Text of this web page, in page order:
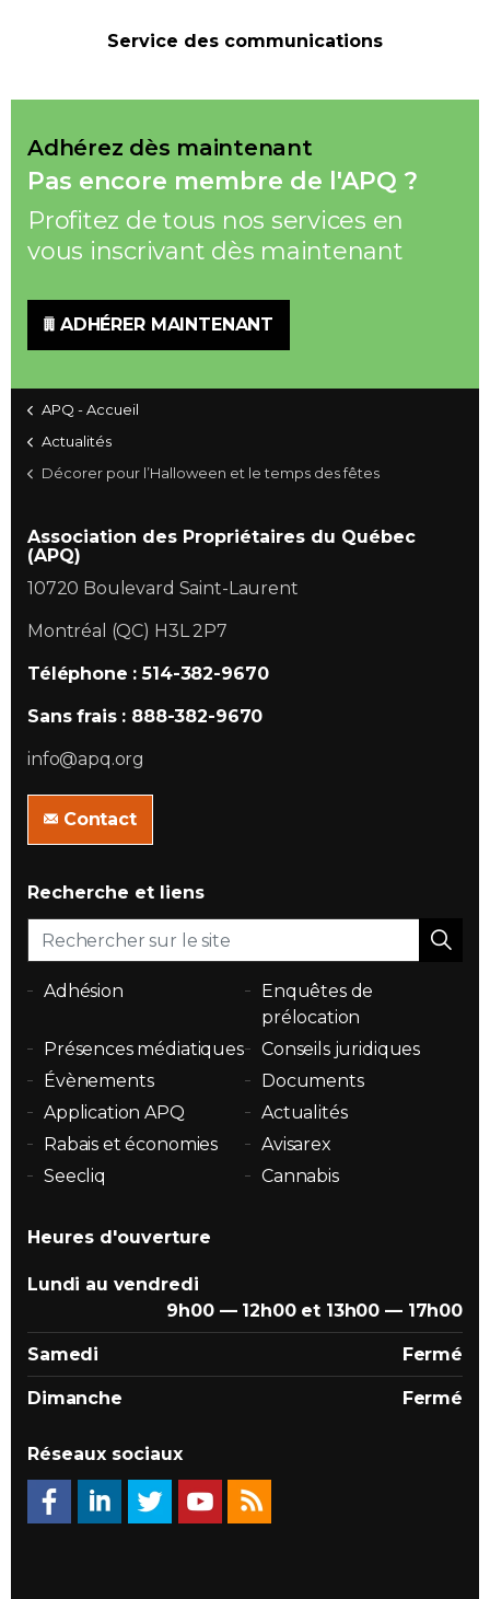
Service des communications
Adhérez dès maintenant
Pas encore membre de l'APQ ?
Profitez de tous nos services en
vous inscrivant dès maintenant
ADHÉRER MAINTENANT
APQ - Accueil
Actualités
Décorer pour l’Halloween et le temps des fêtes
Association des Propriétaires du Québec
(APQ)
10720 Boulevard Saint-Laurent
Montréal (QC) H3L 2P7
Téléphone : 514-382-9670
Sans frais : 888-382-9670
info@apq.org
Contact
Recherche et liens
Adhésion
Enquêtes de
prélocation
Présences médiatiques
Conseils juridiques
Évènements
Documents
Application APQ
Actualités
Rabais et économies
Avisarex
Seecliq
Cannabis
Heures d'ouverture
Lundi au vendredi
9h00 — 12h00 et 13h00 — 17h00
Samedi Fermé
Dimanche Fermé
Réseaux sociaux